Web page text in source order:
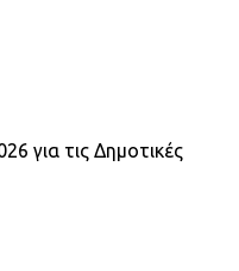
για τις Δημοτικές